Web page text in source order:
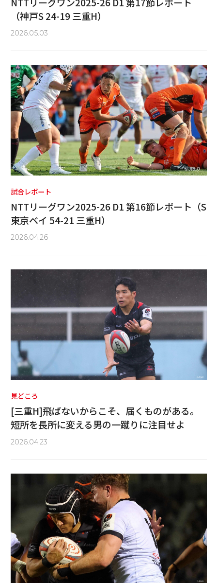
（神戸S 24-19 三重H）
2026.05.03
試合レポート
NTTリーグワン2025-26 D1 第16節レポート（S
東京ベイ 54-21 三重H）
2026.04.26
見どころ
[三重H]飛ばないからこそ、届くものがある。
短所を長所に変える男の一蹴りに注目せよ
2026.04.23